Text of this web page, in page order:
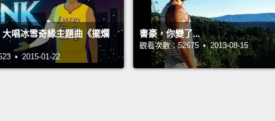
你們看，
And
Kobe
唱冰雪奇緣主題曲《擺爛
• 2015-01-22
書豪，你變了...
觀看次數：52675 • 2013-08-15